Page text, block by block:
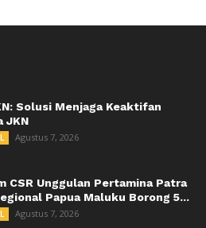
Solusi Menjaga Keaktifan
JKN
Agustus 7, 2026
CSR Unggulan Pertamina Patra
Papua Maluku Borong 5...
Agustus 7, 2026